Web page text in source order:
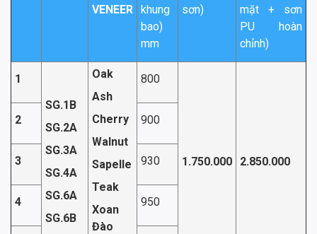
VENEER khung
bao)
mm
sơn)
mặt + sơn
PU hoàn
chỉnh)
1
SG.1B
SG.2A
SG.3A
SG.4A
SG.6A
SG.6B
Oak
Ash
Cherry
Walnut
Sapelle
Teak
Xoan
Đào
800
1.750.000 2.850.000
2 900
3 930
4 950